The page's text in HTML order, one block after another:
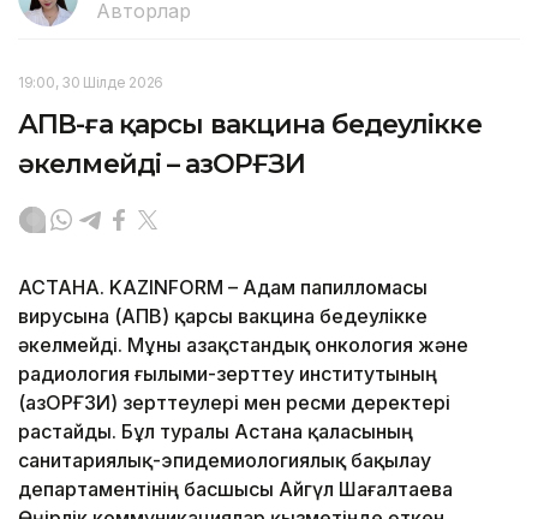
Авторлар
19:00, 30 Шілде 2026
АПВ-ға қарсы вакцина бедеулікке
әкелмейді – ҚазОРҒЗИ
АСТАНА. KAZINFORM – Адам папилломасы
вирусына (АПВ) қарсы вакцина бедеулікке
әкелмейді. Мұны Қазақстандық онкология және
радиология ғылыми-зерттеу институтының
(ҚазОРҒЗИ) зерттеулері мен ресми деректері
растайды. Бұл туралы Астана қаласының
санитариялық-эпидемиологиялық бақылау
департаментінің басшысы Айгүл Шағалтаева